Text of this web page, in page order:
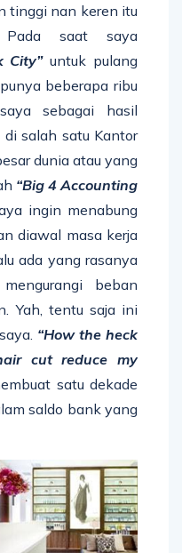
tinggi nan keren itu
saat saya
City”untuk pulang
beberapa ribu
sebagai hasil
salah satu Kantor
dunia atau yang
“Big 4 Accounting
ingin menabung
diawal masa kerja
ada yang rasanya
beban
Yah, tentu saja ini
“How the heck
cut reduce my
satu dekade
saldo bank yang